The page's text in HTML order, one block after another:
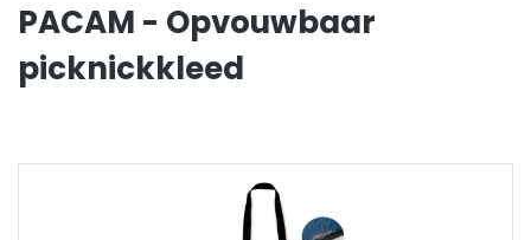
PACAM - Opvouwbaar
picknickkleed
Afbeeldingengalerij overslaan